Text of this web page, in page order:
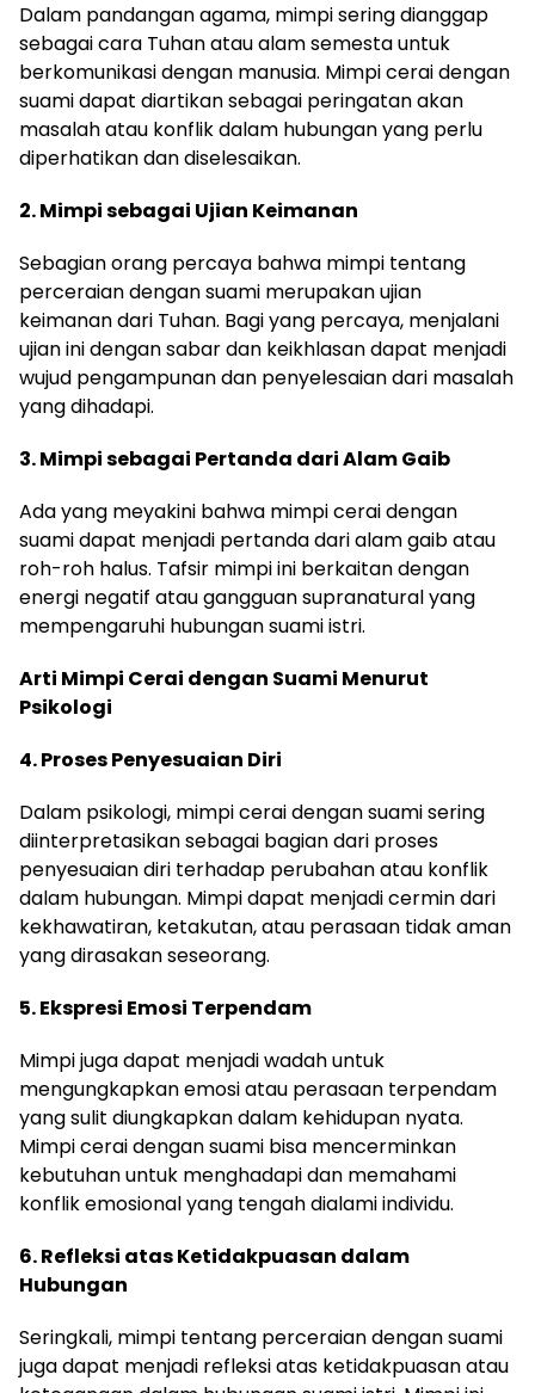
Dalam pandangan agama, mimpi sering dianggap
sebagai cara Tuhan atau alam semesta untuk
berkomunikasi dengan manusia. Mimpi cerai dengan
suami dapat diartikan sebagai peringatan akan
masalah atau konflik dalam hubungan yang perlu
diperhatikan dan diselesaikan.
2. Mimpi sebagai Ujian Keimanan
Sebagian orang percaya bahwa mimpi tentang
perceraian dengan suami merupakan ujian
keimanan dari Tuhan. Bagi yang percaya, menjalani
ujian ini dengan sabar dan keikhlasan dapat menjadi
wujud pengampunan dan penyelesaian dari masalah
yang dihadapi.
3. Mimpi sebagai Pertanda dari Alam Gaib
Ada yang meyakini bahwa mimpi cerai dengan
suami dapat menjadi pertanda dari alam gaib atau
roh-roh halus. Tafsir mimpi ini berkaitan dengan
energi negatif atau gangguan supranatural yang
mempengaruhi hubungan suami istri.
Arti Mimpi Cerai dengan Suami Menurut
Psikologi
4. Proses Penyesuaian Diri
Dalam psikologi, mimpi cerai dengan suami sering
diinterpretasikan sebagai bagian dari proses
penyesuaian diri terhadap perubahan atau konflik
dalam hubungan. Mimpi dapat menjadi cermin dari
kekhawatiran, ketakutan, atau perasaan tidak aman
yang dirasakan seseorang.
5. Ekspresi Emosi Terpendam
Mimpi juga dapat menjadi wadah untuk
mengungkapkan emosi atau perasaan terpendam
yang sulit diungkapkan dalam kehidupan nyata.
Mimpi cerai dengan suami bisa mencerminkan
kebutuhan untuk menghadapi dan memahami
konflik emosional yang tengah dialami individu.
6. Refleksi atas Ketidakpuasan dalam
Hubungan
Seringkali, mimpi tentang perceraian dengan suami
juga dapat menjadi refleksi atas ketidakpuasan atau